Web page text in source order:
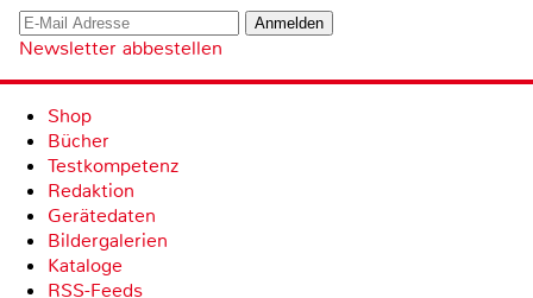
Newsletter abbestellen
Shop
Bücher
Testkompetenz
Redaktion
Gerätedaten
Bildergalerien
Kataloge
RSS-Feeds